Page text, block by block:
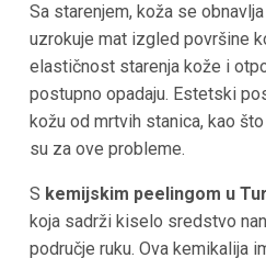
Sa starenjem, koža se
uzrokuje mat izgled površine
elastičnost starenja kože i
postupno opadaju. Estetski
kožu od mrtvih stanica, kao
su za ove probleme.
S kemijskim peelingom u
koja sadrži kiselo sredstvo
područje ruku. Ova kemikalija